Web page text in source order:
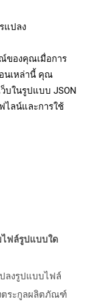
แปลง
ของคุณเมื่อการ
นเหล่านี้ คุณ
บในรูปแบบ JSON
ไลน์และการใช้
ไฟล์รูปแบบใด
ลงรูปแบบไฟล์
ตระกูลผลิตภัณฑ์